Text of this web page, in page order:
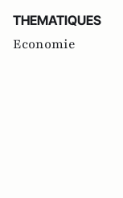
THEMATIQUES
Economie